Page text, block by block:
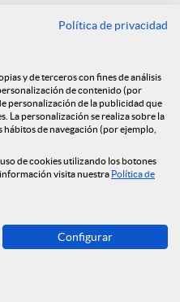
con
Técnica
a las ayudas
EU ya
Política de privacidad
y de terceros con fines de análisis
de contenido (por
personalización de la publicidad que
La personalización se realiza sobre la
de navegación (por ejemplo,
de cookies utilizando los botones
información visita nuestra Política de
Configurar